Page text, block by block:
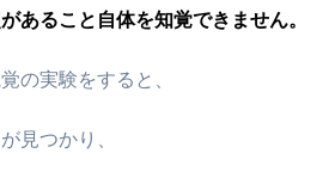
あること自体を知覚できません。
の実験をすると、
見つかり、